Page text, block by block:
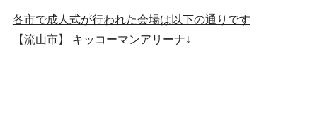
各市で成人式が行われた会場は以下の通りです
【流山市】 キッコーマンアリーナ↓